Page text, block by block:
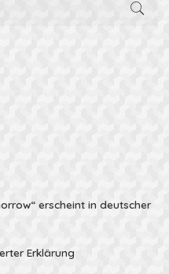
erscheint in deutscher
Erklärung